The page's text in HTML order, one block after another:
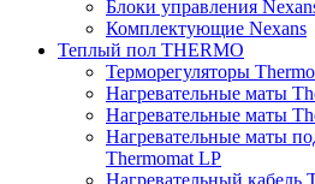
Блоки управления
Комплектующие Nexans
Теплый пол THERMO
Терморегуляторы
Нагревательные маты
Нагревательные маты
Нагревательные маты
Thermomat LP
Нагревательный кабель